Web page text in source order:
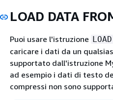
LOAD DATA
Puoi usare l'istruzione
caricare i dati da un
supportato dall'istruzione
ad esempio i dati di testo
compressi non sono